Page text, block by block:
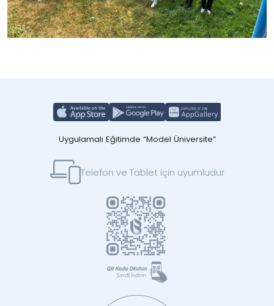
Uygulamalı Eğitimde “Model Üniversite”
Telefon ve Tablet için uyumludur